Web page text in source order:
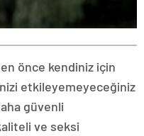
önce kendiniz için
etkileyemeyeceğiniz
güvenli
ve seksi